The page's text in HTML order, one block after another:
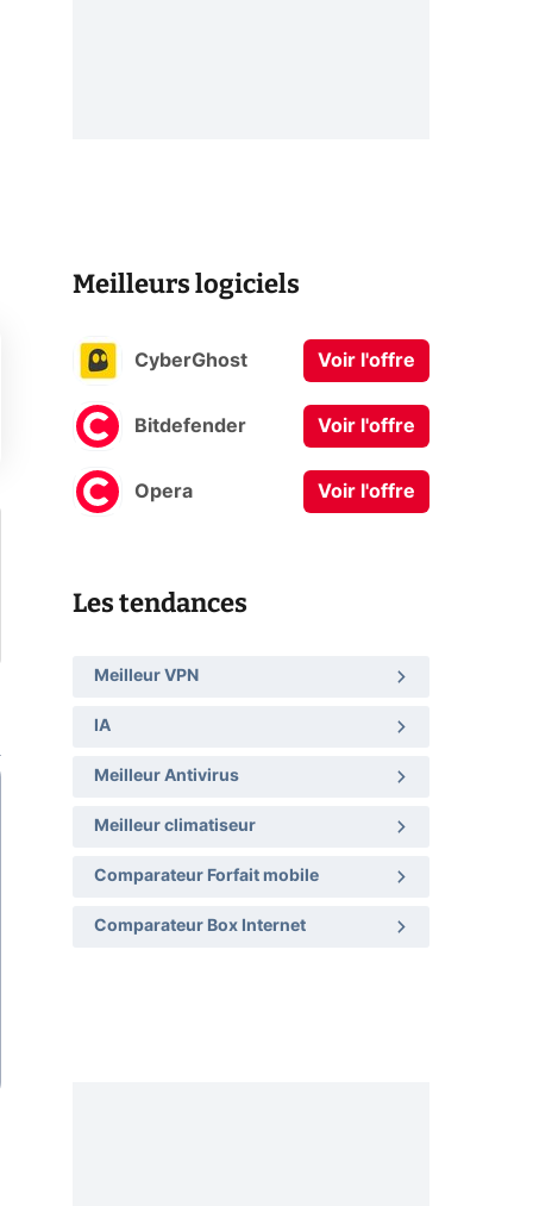
Meilleurs logiciels
CyberGhost Voir l'offre
Bitdefender Voir l'offre
Opera Voir l'offre
Les tendances
Meilleur VPN
IA
Meilleur Antivirus
Meilleur climatiseur
Comparateur Forfait mobile
Comparateur Box Internet